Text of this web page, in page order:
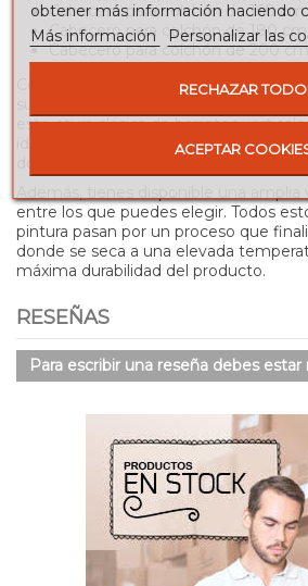
Cabecero para colchón de 160 cm:
Cabecero para colchón de 180 cm:
Cabecero para colchón de 200 cm:
Con un diseño elegante, este cabezal
estructura clásica de barrotes
ideal para darle un toque especial a la
entre los que puedes elegir. Todos
pintura pasan por un proceso que
donde se seca a una elevada
máxima durabilidad del producto.
RESEÑAS
Para escribir una reseña debes
obtener más información haciendo
Más información
Personalizar las
RECHAZAR TODO
ACEPTAR